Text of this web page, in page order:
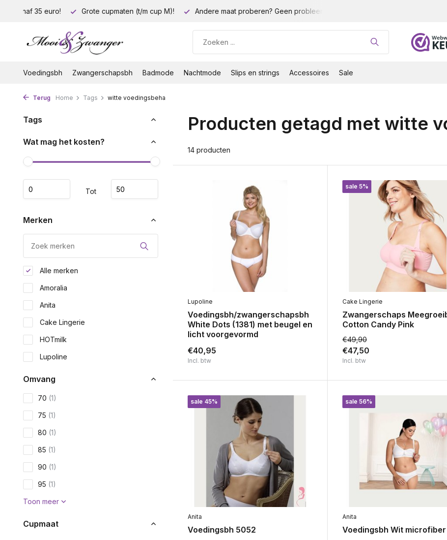
vanaf 35 euro! Grote cupmaten (t/m cup M)! Andere maat proberen? Geen probleem!
Voedingsbh Zwangerschapsbh Badmode Nachtmode Slips en strings Accessoires Sale
Terug Home Tags witte voedingsbeha
Tags
Wat mag het kosten?
Tot
Merken
Alle merken
Amoralia
Anita
Cake Lingerie
HOTmilk
Lupoline
Omvang
70 (1)
75 (1)
80 (1)
85 (1)
90 (1)
95 (1)
Toon meer
Cupmaat
Producten getagd met witte
14 producten
Lupoline
Voedingsbh/zwangerschapsbh
White Dots (1381) met beugel en
licht voorgevormd
€40,95
Incl. btw
sale 5%
Cake Lingerie
Zwangerschaps
Cotton Candy Pink
€49,90
€47,50
Incl. btw
sale 45%
Anita
Voedingsbh 5052
sale 56%
Anita
Voedingsbh Wit microfiber